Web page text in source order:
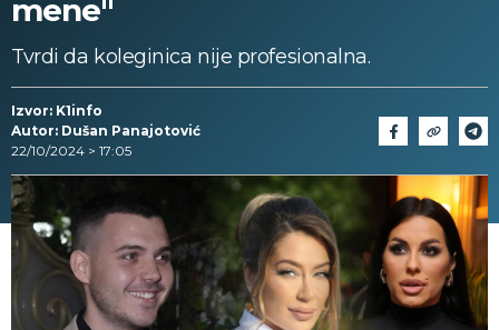
mene"
Tvrdi da koleginica nije profesionalna.
Izvor: K1info
Autor: Dušan Panajotović
22/10/2024 > 17:05